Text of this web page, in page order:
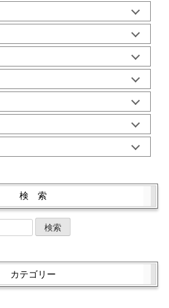
検 索
カテゴリー